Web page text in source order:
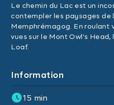
Le chemin du Lac est un
contempler les paysages de
Memphrémagog. En roulant
vues sur le Mont Owl's
Loaf.
Information
15 min